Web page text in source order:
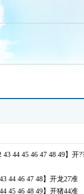
44 45 46 47 48 49】开
44 46 47 48】开龙27准
45 46 48 49】开猪44准